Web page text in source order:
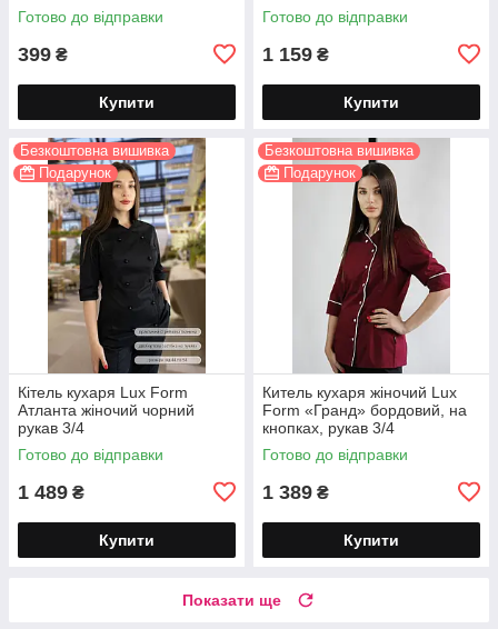
Готово до відправки
399 ₴
Купити
Готово до відправки
1 159 ₴
Купити
Безкоштовна вишивка
Подарунок
Кітель кухаря Lux Form
Атланта жіночий чорний
рукав 3/4
Готово до відправки
1 489 ₴
Купити
Безкоштовна вишивка
Подарунок
Китель кухаря жіночий Lux
Form «Гранд» бордовий, на
кнопках, рукав 3/4
Готово до відправки
1 389 ₴
Купити
Показати ще